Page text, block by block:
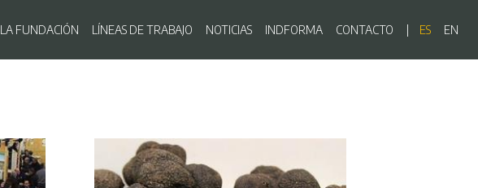
Navegación principal
LA FUNDACIÓN LÍNEAS DE TRABAJO NOTICIAS INDFORMA CONTACTO ES EN